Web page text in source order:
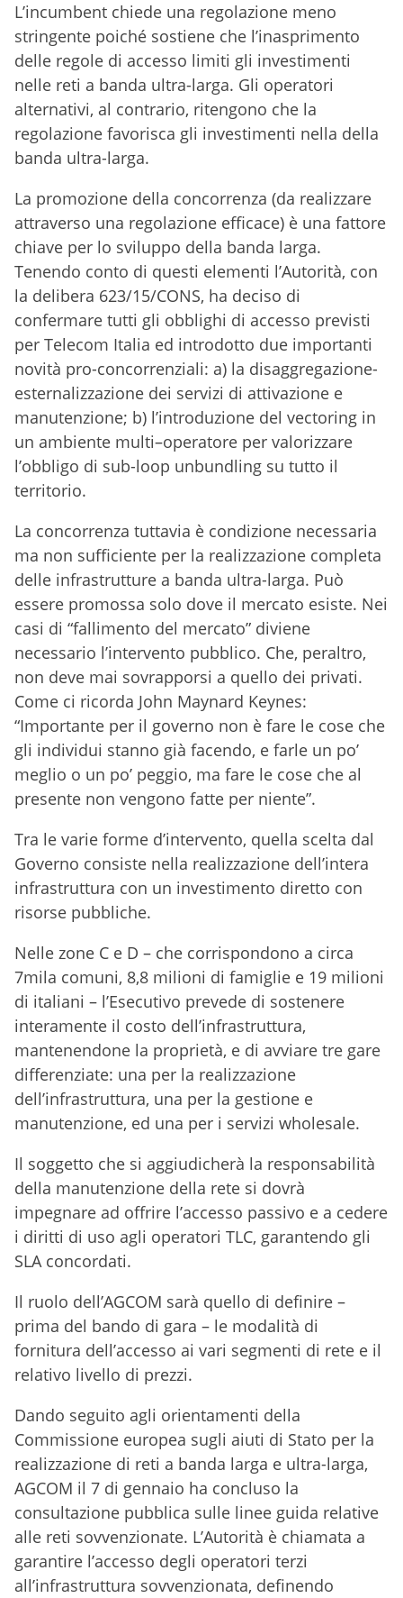
L’incumbent chiede una regolazione meno
stringente poiché sostiene che l’inasprimento
delle regole di accesso limiti gli investimenti
nelle reti a banda ultra-larga. Gli operatori
alternativi, al contrario, ritengono che la
regolazione favorisca gli investimenti nella della
banda ultra-larga.
La promozione della concorrenza (da realizzare
attraverso una regolazione efficace) è una fattore
chiave per lo sviluppo della banda larga.
Tenendo conto di questi elementi l’Autorità, con
la delibera 623/15/CONS, ha deciso di
confermare tutti gli obblighi di accesso previsti
per Telecom Italia ed introdotto due importanti
novità pro-concorrenziali: a) la disaggregazione-
esternalizzazione dei servizi di attivazione e
manutenzione; b) l’introduzione del vectoring in
un ambiente multi–operatore per valorizzare
l’obbligo di sub-loop unbundling su tutto il
territorio.
La concorrenza tuttavia è condizione necessaria
ma non sufficiente per la realizzazione completa
delle infrastrutture a banda ultra-larga. Può
essere promossa solo dove il mercato esiste. Nei
casi di “fallimento del mercato” diviene
necessario l’intervento pubblico. Che, peraltro,
non deve mai sovrapporsi a quello dei privati.
Come ci ricorda John Maynard Keynes:
“Importante per il governo non è fare le cose che
gli individui stanno già facendo, e farle un po’
meglio o un po’ peggio, ma fare le cose che al
presente non vengono fatte per niente”.
Tra le varie forme d’intervento, quella scelta dal
Governo consiste nella realizzazione dell’intera
infrastruttura con un investimento diretto con
risorse pubbliche.
Nelle zone C e D – che corrispondono a circa
7mila comuni, 8,8 milioni di famiglie e 19 milioni
di italiani – l’Esecutivo prevede di sostenere
interamente il costo dell’infrastruttura,
mantenendone la proprietà, e di avviare tre gare
differenziate: una per la realizzazione
dell’infrastruttura, una per la gestione e
manutenzione, ed una per i servizi wholesale.
Il soggetto che si aggiudicherà la responsabilità
della manutenzione della rete si dovrà
impegnare ad offrire l’accesso passivo e a cedere
i diritti di uso agli operatori TLC, garantendo gli
SLA concordati.
Il ruolo dell’AGCOM sarà quello di definire –
prima del bando di gara – le modalità di
fornitura dell’accesso ai vari segmenti di rete e il
relativo livello di prezzi.
Dando seguito agli orientamenti della
Commissione europea sugli aiuti di Stato per la
realizzazione di reti a banda larga e ultra-larga,
AGCOM il 7 di gennaio ha concluso la
consultazione pubblica sulle linee guida relative
alle reti sovvenzionate. L’Autorità è chiamata a
garantire l’accesso degli operatori terzi
all’infrastruttura sovvenzionata, definendo